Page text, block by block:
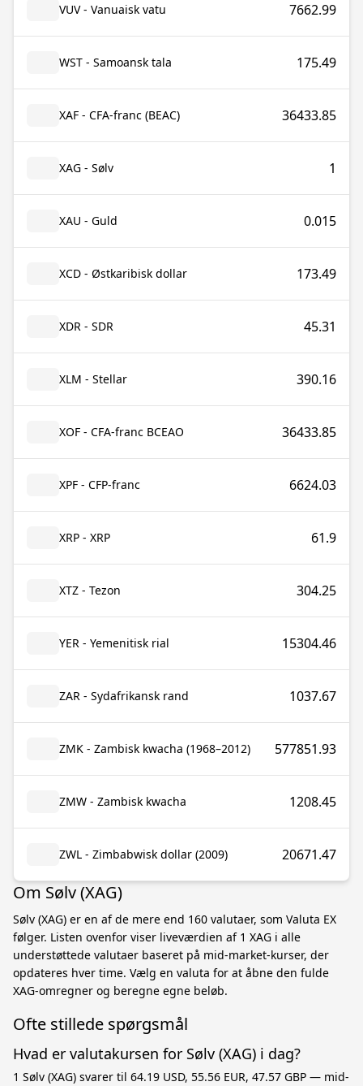
VUV - Vanuaisk vatu 7662.99
WST - Samoansk tala 175.49
XAF - CFA-franc (BEAC) 36433.85
XAG - Sølv 1
XAU - Guld 0.015
XCD - Østkaribisk dollar 173.49
XDR - SDR 45.31
XLM - Stellar 390.16
XOF - CFA-franc BCEAO 36433.85
XPF - CFP-franc 6624.03
XRP - XRP 61.9
XTZ - Tezon 304.25
YER - Yemenitisk rial 15304.46
ZAR - Sydafrikansk rand 1037.67
ZMK - Zambisk kwacha (1968–2012) 577851.93
ZMW - Zambisk kwacha 1208.45
ZWL - Zimbabwisk dollar (2009) 20671.47
Om Sølv (XAG)
Sølv (XAG) er en af de mere end 160 valutaer, som Valuta EX
følger. Listen ovenfor viser liveværdien af 1 XAG i alle
understøttede valutaer baseret på mid-market-kurser, der
opdateres hver time. Vælg en valuta for at åbne den fulde
XAG-omregner og beregne egne beløb.
Ofte stillede spørgsmål
Hvad er valutakursen for Sølv (XAG) i dag?
1 Sølv (XAG) svarer til 64.19 USD, 55.56 EUR, 47.57 GBP — mid-